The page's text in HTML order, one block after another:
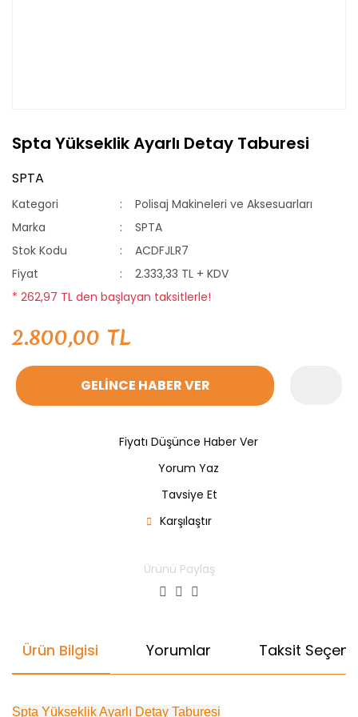
Spta Yükseklik Ayarlı Detay Taburesi
SPTA
Kategori
Polisaj Makineleri ve Aksesuarları
Marka
SPTA
Stok Kodu
ACDFJLR7
Fiyat
2.333,33 TL + KDV
* 262,97 TL den başlayan taksitlerle!
2.800,00 TL
GELİNCE HABER VER
Fiyatı Düşünce Haber Ver
Yorum Yaz
Tavsiye Et
Karşılaştır
Ürünü Paylaş
Ürün Bilgisi Yorumlar Taksit
Spta Yükseklik Ayarlı Detay Taburesi